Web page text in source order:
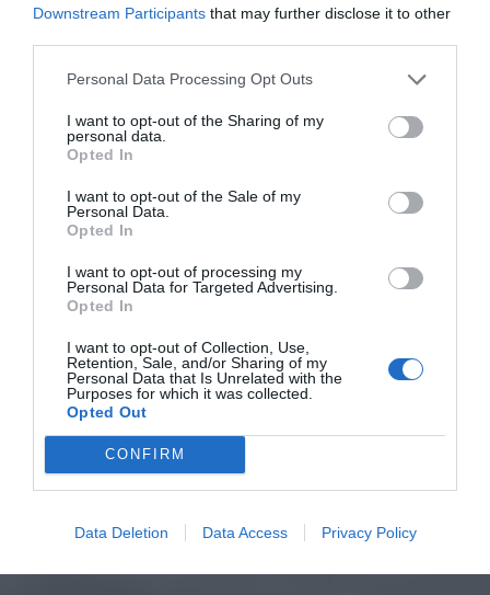
Downstream Participants that may further disclose it to other
Personal Data Processing Opt Outs
I want to opt-out of the Sharing of my
personal data.
Opted In
I want to opt-out of the Sale of my
Personal Data.
Opted In
I want to opt-out of processing my
Personal Data for Targeted Advertising.
Opted In
I want to opt-out of Collection, Use,
Retention, Sale, and/or Sharing of my
Personal Data that Is Unrelated with the
Purposes for which it was collected.
Opted Out
CONFIRM
Data Deletion Data Access Privacy Policy